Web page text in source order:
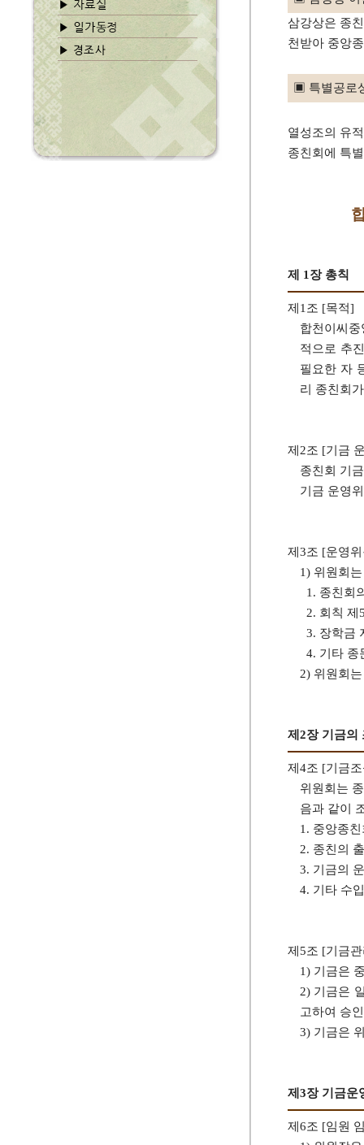
삼강상은 종
천받아 중앙
▣ 특별공로
열성조의 유
종친회에 특
제 1장 총칙
제1조 [목적]
합천이씨
적으로 추
필요한 자
리 종친회
제2조 [기금
종친회 기
기금 운영
제3조 [운영
1) 위원회
1. 종친회
2. 회칙 제
3. 장학금
4. 기타 종
2) 위원회
제2장 기금의
제4조 [기금
위원회는
음과 같이
1. 중앙종
2. 종친의
3. 기금의
4. 기타 수
제5조 [기금
1) 기금은
2) 기금은
고하여 승
3) 기금은
제3장 기금운
제6조 [임원